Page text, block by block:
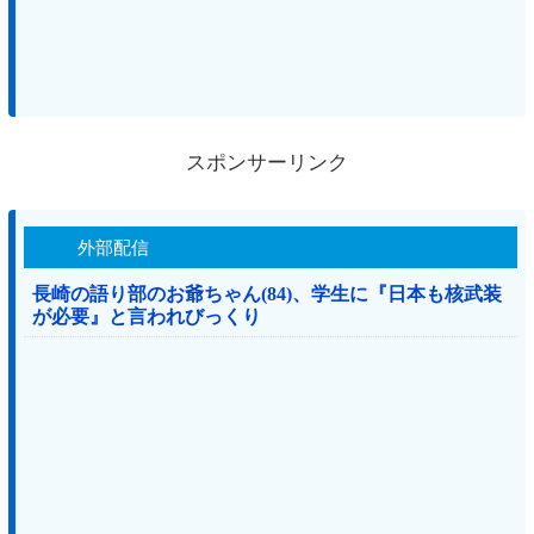
スポンサーリンク
外部配信
長崎の語り部のお爺ちゃん(84)、学生に『日本も核武装
が必要』と言われびっくり